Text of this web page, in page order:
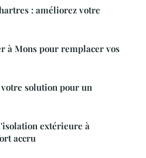
: améliorez votre
Mons pour remplacer vos
solution pour un
extérieure à
accru